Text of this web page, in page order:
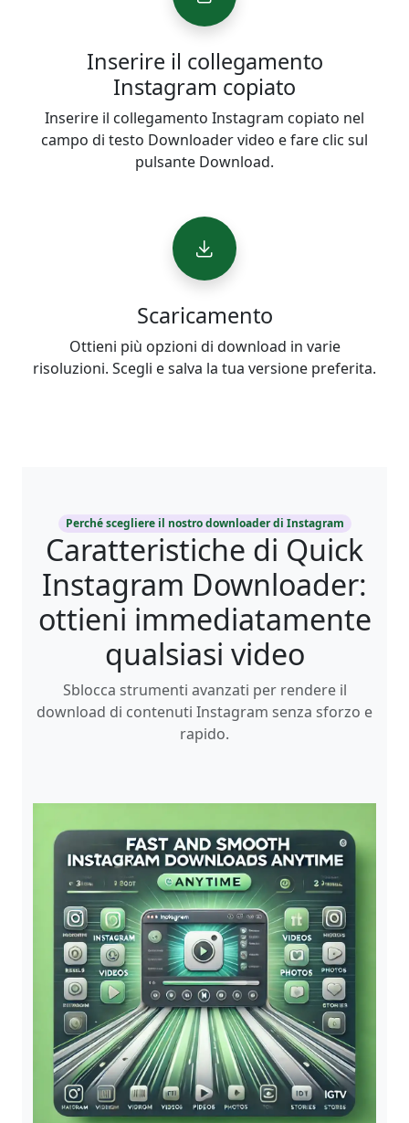
Inserire il collegamento
Instagram copiato
Inserire il collegamento Instagram copiato nel
campo di testo Downloader video e fare clic sul
pulsante Download.
Scaricamento
Ottieni più opzioni di download in varie
risoluzioni. Scegli e salva la tua versione preferita.
Perché scegliere il nostro downloader di Instagram
Caratteristiche di Quick
Instagram Downloader:
ottieni immediatamente
qualsiasi video
Sblocca strumenti avanzati per rendere il
download di contenuti Instagram senza sforzo e
rapido.